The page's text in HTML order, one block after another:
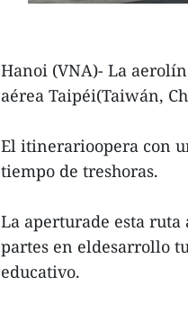
Hanoi (VNA)- La
aérea Taipéi(Taiwán,
El itinerarioopera con
tiempo de treshoras.
La aperturade esta
partes en eldesarrollo
educativo.